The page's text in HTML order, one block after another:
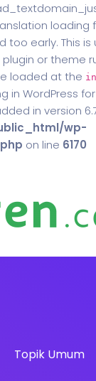
loading
too early. This
or theme
loaded at the
in WordPress
in version
wp-
on line 6170
Topik Umum